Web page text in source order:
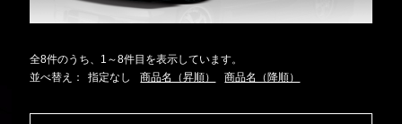
全8件のうち、1～8件目を表示しています。
並べ替え：
指定なし 商品名（昇順） 商品名（降順）